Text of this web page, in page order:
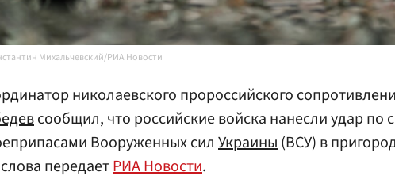
Михальчевский/РИА Новости
николаевского пророссийского
сообщил, что российские войска нанесли удар по
Вооруженных сил Украины(ВСУ) в
передаетРИА Новости.